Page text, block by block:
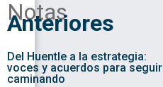
Notas
Anteriores
Del Huentle a la estrategia:
voces y acuerdos para seguir
caminando